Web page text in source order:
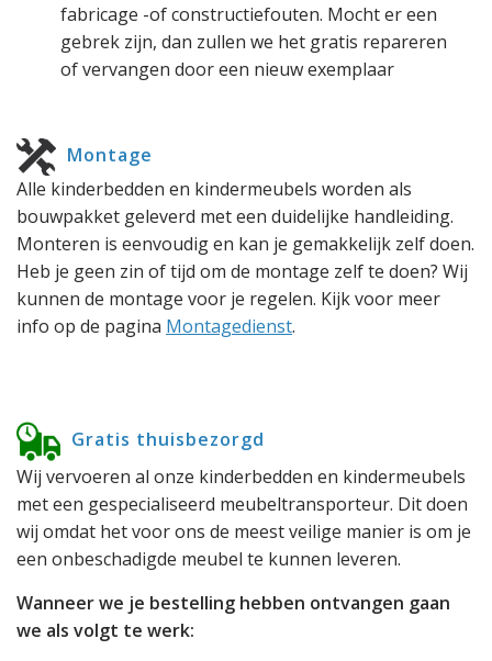
fabricage -of constructiefouten. Mocht er een
gebrek zijn, dan zullen we het gratis repareren
of vervangen door een nieuw exemplaar
Montage
Alle kinderbedden en kindermeubels worden als
bouwpakket geleverd met een duidelijke handleiding.
Monteren is eenvoudig en kan je gemakkelijk zelf doen.
Heb je geen zin of tijd om de montage zelf te doen? Wij
kunnen de montage voor je regelen. Kijk voor meer
info op de pagina Montagedienst.
Gratis thuisbezorgd
Wij vervoeren al onze kinderbedden en kindermeubels
met een gespecialiseerd meubeltransporteur. Dit doen
wij omdat het voor ons de meest veilige manier is om je
een onbeschadigde meubel te kunnen leveren.
Wanneer we je bestelling hebben ontvangen gaan
we als volgt te werk: